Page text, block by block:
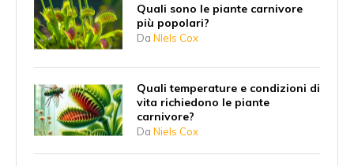
Quali sono le piante carnivore
più popolari?
Da NIels Cox
Quali temperature e condizioni di
vita richiedono le piante
carnivore?
Da Niels Cox